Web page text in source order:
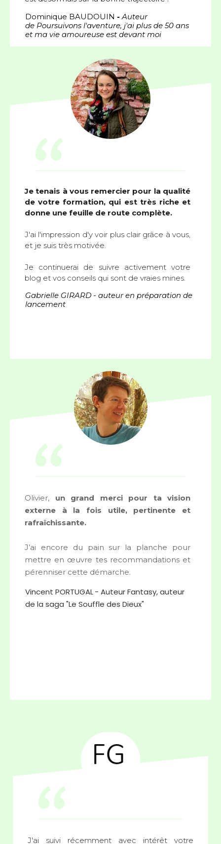
Dominique BAUDOUIN - Auteur
de Poursuivons l'aventure, j'ai plus de 50 ans
et ma vie amoureuse est devant moi
“
Je tenais à vous remercier pour la qualité
de votre formation, qui est très riche et
donne une feuille de route complète.
J'ai l'impression d'y voir plus clair grâce à vous,
et je suis très motivée.
Je continuerai de suivre activement votre
blog et vos conseils qui sont de vraies mines.
Gabrielle GIRARD - auteur en préparation de
lancement
“
Olivier, un grand merci pour ta vision
externe à la fois utile, pertinente et
rafraîchissante.
J’ai encore du pain sur la planche pour
mettre en œuvre tes recommandations et
pérenniser cette démarche.
Vincent PORTUGAL- Auteur Fantasy, auteur
de la saga "Le Souffle des Dieux"
J'ai suivi récemment avec intérêt votre